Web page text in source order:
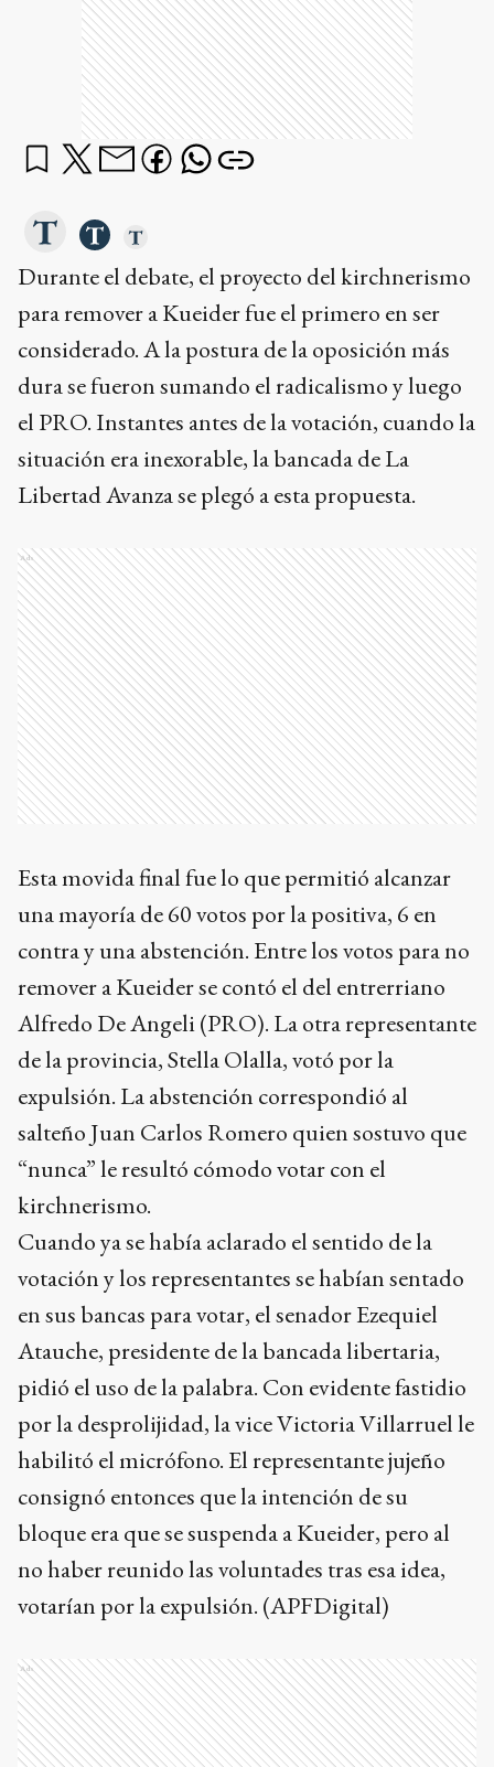
Durante el debate, el proyecto del kirchnerismo
para remover a Kueider fue el primero en ser
considerado. A la postura de la oposición más
dura se fueron sumando el radicalismo y luego
el PRO. Instantes antes de la votación, cuando la
situación era inexorable, la bancada de La
Libertad Avanza se plegó a esta propuesta.
Ads
Esta movida final fue lo que permitió alcanzar
una mayoría de 60 votos por la positiva, 6 en
contra y una abstención. Entre los votos para no
remover a Kueider se contó el del entrerriano
Alfredo De Angeli (PRO). La otra representante
de la provincia, Stella Olalla, votó por la
expulsión. La abstención correspondió al
salteño Juan Carlos Romero quien sostuvo que
“nunca” le resultó cómodo votar con el
kirchnerismo.
Cuando ya se había aclarado el sentido de la
votación y los representantes se habían sentado
en sus bancas para votar, el senador Ezequiel
Atauche, presidente de la bancada libertaria,
pidió el uso de la palabra. Con evidente fastidio
por la desprolijidad, la vice Victoria Villarruel le
habilitó el micrófono. El representante jujeño
consignó entonces que la intención de su
bloque era que se suspenda a Kueider, pero al
no haber reunido las voluntades tras esa idea,
votarían por la expulsión. (APFDigital)
Ads